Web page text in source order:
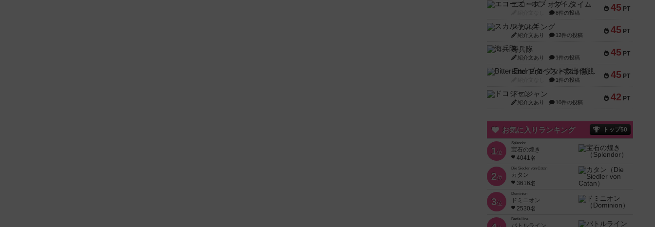
45 PT
エコーズ・オブ・タイム
8件の投稿
45 PT
スカルキング
紹介文あり 12件の投稿
45 PT
海兵隊
紹介文あり 1件の投稿
45 PT
Bitter End ブタペスト救出作戦
1件の投稿
42 PT
ドコジャン
紹介文あり 10件の投稿
お気に入りランキング トップ50
1位
Splendor
宝石の煌き
4041名
2位
Die Siedler von Catan
カタン
3616名
3位
Dominion
ドミニオン
2530名
Battle Line
バトルライン